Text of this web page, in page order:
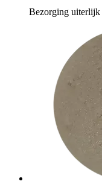
Bezorging uiterlijk